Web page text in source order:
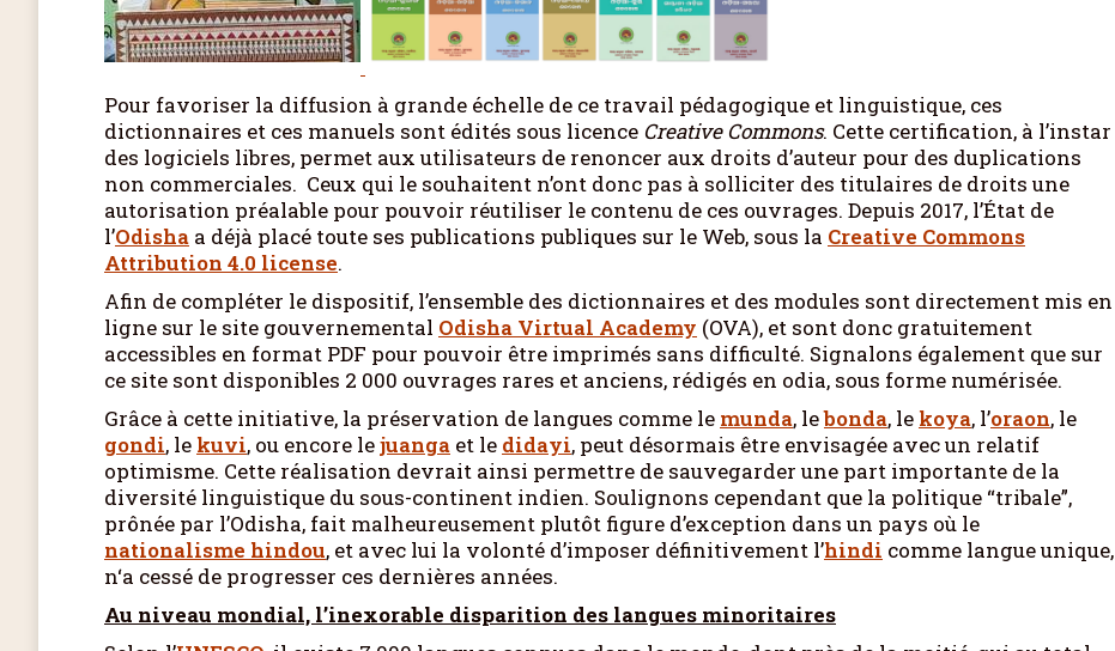
Pour favoriser la diffusion à grande échelle de ce travail pédagogique et linguistique, ces
dictionnaires et ces manuels sont édités sous licence Creative Commons. Cette certification, à l’instar
des logiciels libres, permet aux utilisateurs de renoncer aux droits d’auteur pour des duplications
non commerciales. Ceux qui le souhaitent n’ont donc pas à solliciter des titulaires de droits une
autorisation préalable pour pouvoir réutiliser le contenu de ces ouvrages. Depuis 2017, l’État de
l’Odisha a déjà placé toute ses publications publiques sur le Web, sous la Creative Commons
Attribution 4.0 license.
Afin de compléter le dispositif, l’ensemble des dictionnaires et des modules sont directement mis en
ligne sur le site gouvernemental Odisha Virtual Academy (OVA), et sont donc gratuitement
accessibles en format PDF pour pouvoir être imprimés sans difficulté. Signalons également que sur
ce site sont disponibles 2 000 ouvrages rares et anciens, rédigés en odia, sous forme numérisée.
Grâce à cette initiative, la préservation de langues comme le munda, lebonda, lekoya, l’oraon, le
gondi, lekuvi, ou encore lejuanga et le didayi, peut désormais être envisagée avec un relatif
optimisme. Cette réalisation devrait ainsi permettre de sauvegarder une part importante de la
diversité linguistique du sous-continent indien. Soulignons cependant que la politique “tribale”,
prônée par l’Odisha, fait malheureusement plutôt figure d’exception dans un pays où le
nationalisme hindou, et avec lui la volonté d’imposer définitivement l’hindi comme langue unique,
n‘a cessé de progresser ces dernières années.
Au niveau mondial, l’inexorable disparition des langues minoritaires